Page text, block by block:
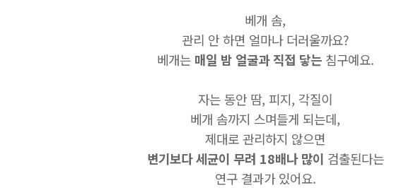
베개 솜,
관리 안 하면 얼마나 더러울까요?
베개는 매일 밤 얼굴과 직접 닿는침구예요.
자는 동안 땀, 피지, 각질이
베개 솜까지 스며들게 되는데,
제대로 관리하지 않으면
변기보다 세균이 무려 18배나 많이 검출된다는
연구 결과가 있어요.